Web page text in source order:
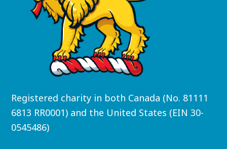
Registered charity in both Canada (No. 81111
6813 RR0001) and the United States (EIN 30-
0545486)